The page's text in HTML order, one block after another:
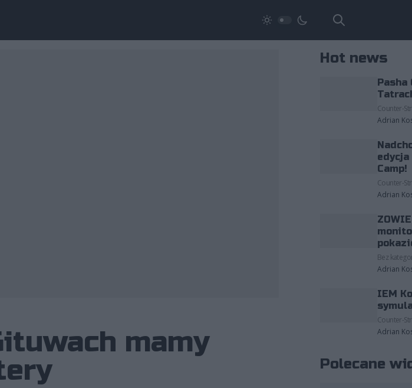
mamy
Hot news
Pasha
Counter-
Adrian
edycja
Camp!
Counter-
Adrian
Bez
Adrian
IEM
Counter-
Adrian
Polecane